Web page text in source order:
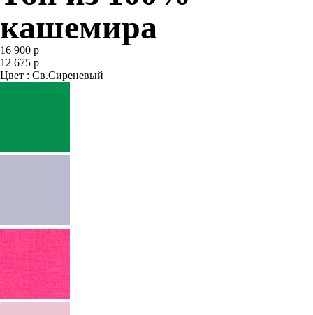
кашемира
16 900 р
12 675 р
Цвет : Св.Сиреневый